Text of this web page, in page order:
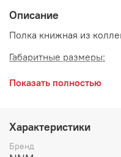
Описание
Полка книжная из
Габаритные размеры:
длина 800 мм
высота 300 мм
Цвет:
Показать полностью
Характеристики
Бренд